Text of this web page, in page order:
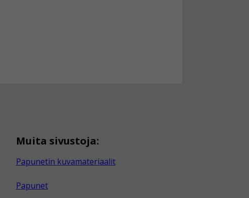
Muita sivustoja:
Papunetin kuvamateriaalit
Papunet